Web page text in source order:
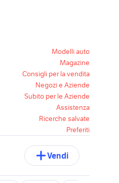
Modelli auto
Magazine
Consigli per la vendita
Negozi e Aziende
Subito per le Aziende
Assistenza
Ricerche salvate
Preferiti
Vendi